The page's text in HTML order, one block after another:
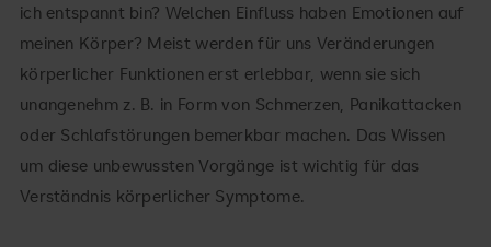
ich entspannt bin? Welchen Einfluss haben Emotionen auf
meinen Körper? Meist werden für uns Veränderungen
körperlicher Funktionen erst erlebbar, wenn sie sich
unangenehm z. B. in Form von Schmerzen, Panikattacken
oder Schlafstörungen bemerkbar machen. Das Wissen
um diese unbewussten Vorgänge ist wichtig für das
Verständnis körperlicher Symptome.